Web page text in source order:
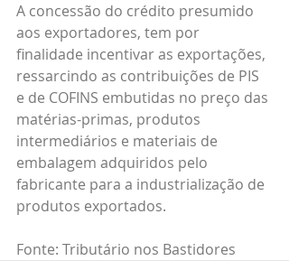
A concessão do crédito presumido
aos exportadores, tem por
finalidade incentivar as exportações,
ressarcindo as contribuições de PIS
e de COFINS embutidas no preço das
matérias-primas, produtos
intermediários e materiais de
embalagem adquiridos pelo
fabricante para a industrialização de
produtos exportados.
Fonte: Tributário nos Bastidores